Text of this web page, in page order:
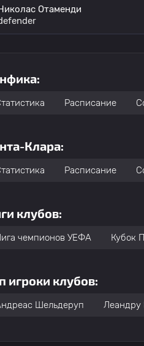
Отаменди
Расписание
Клара:
Расписание
клубов:
чемпионов УЕФА Кубок
игроки клубов:
Шельдеруп Леандру